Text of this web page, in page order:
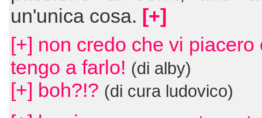
un'unica cosa. [+]
[+] non credo che vi piacero
tengo a farlo! (di alby)
[+] boh?!? (di cura ludovico)